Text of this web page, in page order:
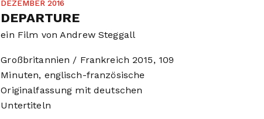
DEZEMBER 2016
DEPARTURE
ein Film von Andrew Steggall
Großbritannien / Frankreich 2015, 109
Minuten, englisch-französische
Originalfassung mit deutschen
Untertiteln